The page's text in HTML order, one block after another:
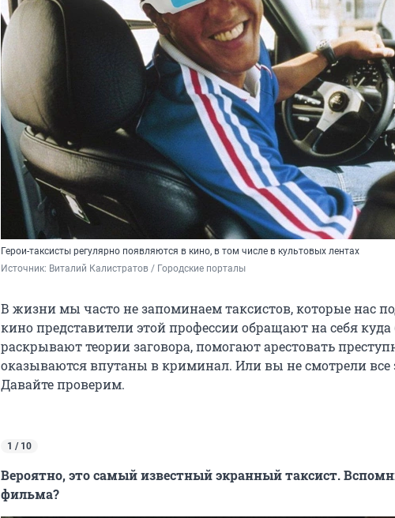
Герои-таксисты регулярно появляются в кино, в том числе в культовых лентах
Источник: Виталий Калистратов / Городские порталы
В жизни мы часто не запоминаем таксистов, которые нас
кино представители этой профессии обращают на себя
раскрывают теории заговора, помогают арестовать
оказываются впутаны в криминал. Или вы не смотрели
Давайте проверим.
1 / 10
Вероятно, это самый известный экранный таксист.
фильма?